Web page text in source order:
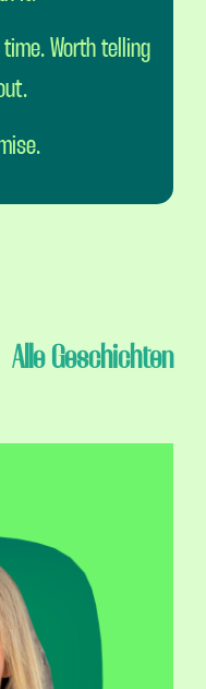
Worth telling
Alle Geschichten